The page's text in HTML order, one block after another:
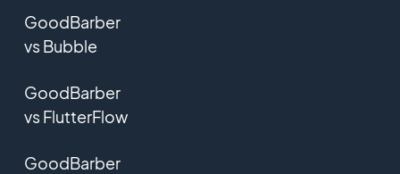
GoodBarber
vs Bubble
GoodBarber
vs FlutterFlow
GoodBarber